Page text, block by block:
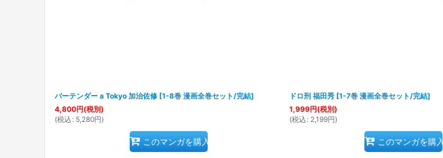
バーテンダー a Tokyo 加治佐修 [1-8巻 漫画全巻セット/完結]
4,800円(税別)
(税込 : 5,280円)
このマンガを購入
ドロ刑 福田秀 [1-7巻 漫画全巻セット/完結]
1,999円(税別)
(税込 : 2,199円)
このマンガを購入